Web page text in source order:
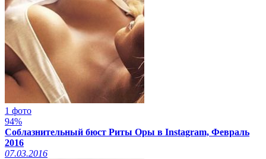
1 фото
94%
Соблазнительный бюст Риты Оры в Instagram, Февраль
2016
07.03.2016